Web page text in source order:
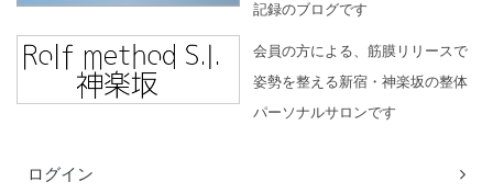
記録のブログです
会員の方による、筋膜リリースで
姿勢を整える新宿・神楽坂の整体
パーソナルサロンです
ログイン